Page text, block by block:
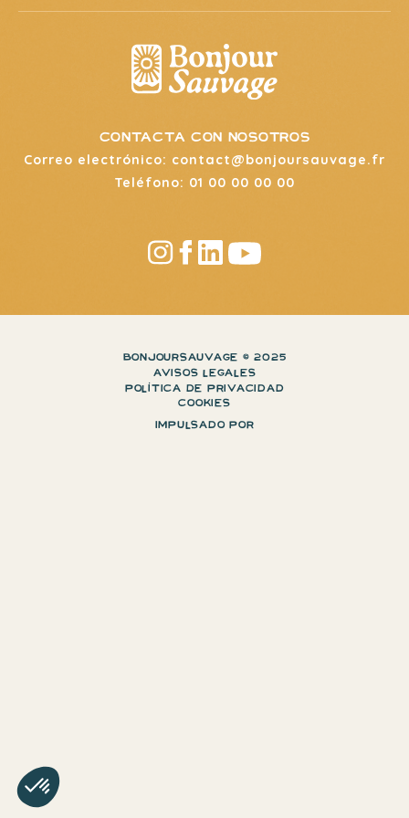
contacta con nosotros
Correo electrónico: contact@bonjoursauvage.fr
Teléfono: 01 00 00 00 00
BONJOURSAUVAGE © 2025
AVISOS LEGALES
POLÍTICA DE PRIVACIDAD
COOKIES
IMPULSADO POR